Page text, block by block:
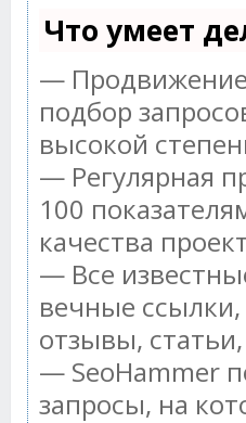
Что умеет
— Продвижение
подбор
высокой
— Регулярная
100
качества
— Все
вечные
отзывы,
— SeoHammer
запросы, на